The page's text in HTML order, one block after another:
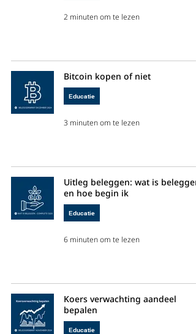
2 minuten om te lezen
Bitcoin kopen of niet
Educatie
3 minuten om te lezen
Uitleg beleggen: wat is beleggen
en hoe begin ik
Educatie
6 minuten om te lezen
Koers verwachting aandeel
bepalen
Educatie